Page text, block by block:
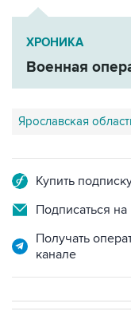
ХРОНИКА
Военная
Ярославская
Купить
Подписаться
Получать
канале